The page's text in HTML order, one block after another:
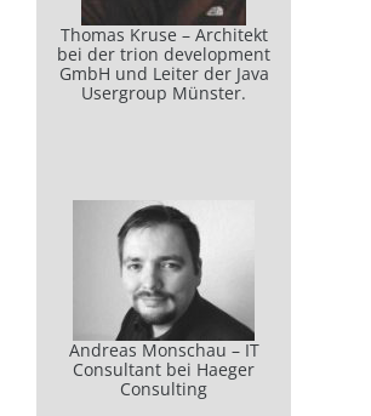
Thomas Kruse – Architekt
bei der trion development
GmbH und Leiter der Java
Usergroup Münster.
Andreas Monschau – IT
Consultant bei Haeger
Consulting